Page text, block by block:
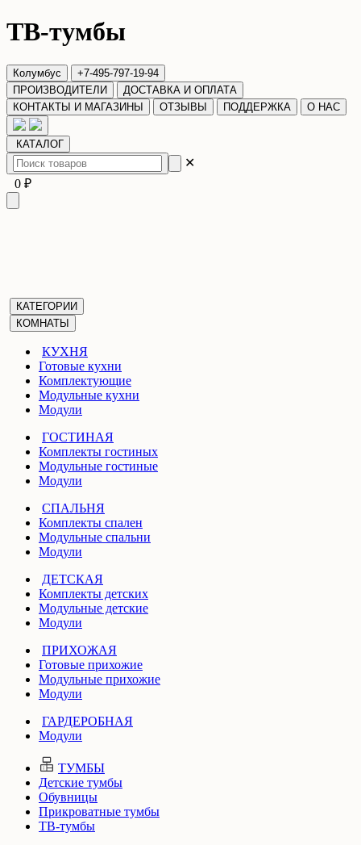
ТВ-тумбы
Колумбус
+7-495-797-19-94
ПРОИЗВОДИТЕЛИ
ДОСТАВКА И ОПЛАТА
КОНТАКТЫ И МАГАЗИНЫ
ОТЗЫВЫ ПОДДЕРЖКА О НАС
КАТАЛОГ
✕
0 ₽
КАТЕГОРИИ
КОМНАТЫ
КУХНЯ
Готовые кухни
Комплектующие
Модульные кухни
Модули
ГОСТИНАЯ
Комплекты гостиных
Модульные гостиные
Модули
СПАЛЬНЯ
Комплекты спален
Модульные спальни
Модули
ДЕТСКАЯ
Комплекты детских
Модульные детские
Модули
ПРИХОЖАЯ
Готовые прихожие
Модульные прихожие
Модули
ГАРДЕРОБНАЯ
Модули
ТУМБЫ
Детские тумбы
Обувницы
Прикроватные тумбы
ТВ-тумбы